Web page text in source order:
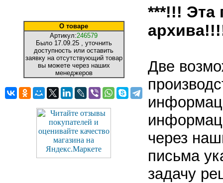
О товаре
Артикул:246579
Было 17.09.25 , уточнить
доступность или оставить
заявку на отсутствующий товар
вы можете через наших
менеджеров
***!!! Эта
Две
через
письма
задачу